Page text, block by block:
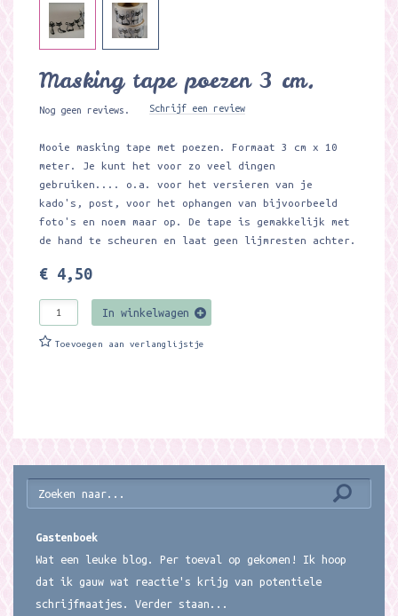
Masking tape poezen 3 cm.
Nog geen reviews. Schrijf een review
Mooie masking tape met poezen. Formaat 3 cm x 10
meter. Je kunt het voor zo veel dingen
gebruiken.... o.a. voor het versieren van je
kado's, post, voor het ophangen van bijvoorbeeld
foto's en noem maar op. De tape is gemakkelijk met
de hand te scheuren en laat geen lijmresten achter.
€ 4,50
In winkelwagen
Toevoegen aan verlanglijstje
Gastenboek
Wat een leuke blog. Per toeval op gekomen! Ik hoop
dat ik gauw wat reactie's krijg van potentiele
schrijfmaatjes. Verder staan...